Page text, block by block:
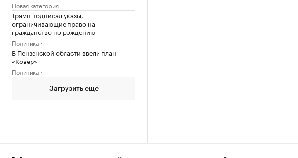
Новая категория
Трамп подписал указы,
ограничивающие право на
гражданство по рождению
Политика
В Пензенской области ввели план
«Ковер»
Политика
Загрузить еще